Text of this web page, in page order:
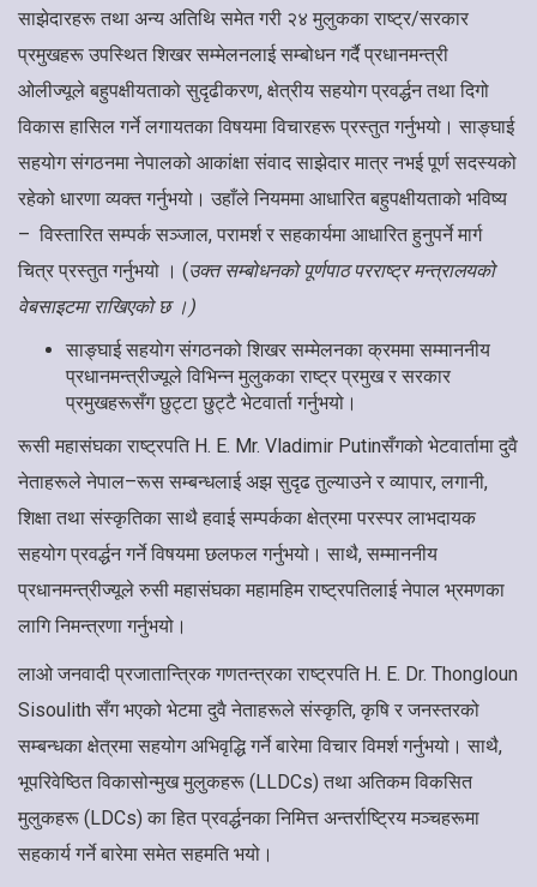
साझेदारहरू तथा अन्य अतिथि समेत गरी २४ मुलुकका राष्ट्र/सरकार
प्रमुखहरू उपस्थित शिखर सम्मेलनलाई सम्बोधन गर्दै प्रधानमन्त्री
ओलीज्यूले बहुपक्षीयताको सुदृढीकरण, क्षेत्रीय सहयोग प्रवर्द्धन तथा दिगो
विकास हासिल गर्ने लगायतका विषयमा विचारहरू प्रस्तुत गर्नुभयो। साङ्घाई
सहयोग संगठनमा नेपालको आकांक्षा संवाद साझेदार मात्र नभई पूर्ण सदस्यको
रहेको धारणा व्यक्त गर्नुभयो। उहाँले नियममा आधारित बहुपक्षीयताको भविष्य
– विस्तारित सम्पर्क सञ्जाल, परामर्श र सहकार्यमा आधारित हुनुपर्ने मार्ग
चित्र प्रस्तुत गर्नुभयो । (उक्त सम्बोधनको पूर्णपाठ परराष्ट्र मन्त्रालयको
वेबसाइटमा राखिएको छ ।)
साङ्घाई सहयोग संगठनको शिखर सम्मेलनका क्रममा सम्माननीय
प्रधानमन्त्रीज्यूले विभिन्न मुलुकका राष्ट्र प्रमुख र सरकार
प्रमुखहरूसँग छुट्टा छुट्टै भेटवार्ता गर्नुभयो।
रूसी महासंघका राष्ट्रपति H. E. Mr. Vladimir Putinसँगको भेटवार्तामा दुवै
नेताहरूले नेपाल–रूस सम्बन्धलाई अझ सुदृढ तुल्याउने र व्यापार, लगानी,
शिक्षा तथा संस्कृतिका साथै हवाई सम्पर्कका क्षेत्रमा परस्पर लाभदायक
सहयोग प्रवर्द्धन गर्ने विषयमा छलफल गर्नुभयो। साथै, सम्माननीय
प्रधानमन्त्रीज्यूले रुसी महासंघका महामहिम राष्ट्रपतिलाई नेपाल भ्रमणका
लागि निमन्त्रणा गर्नुभयो।
लाओ जनवादी प्रजातान्त्रिक गणतन्त्रका राष्ट्रपति H. E. Dr. Thongloun
Sisoulith सँग भएको भेटमा दुवै नेताहरूले संस्कृति, कृषि र जनस्तरको
सम्बन्धका क्षेत्रमा सहयोग अभिवृद्धि गर्ने बारेमा विचार विमर्श गर्नुभयो। साथै,
भूपरिवेष्ठित विकासोन्मुख मुलुकहरू (LLDCs) तथा अतिकम विकसित
मुलुकहरू (LDCs) का हित प्रवर्द्धनका निमित्त अन्तर्राष्ट्रिय मञ्चहरूमा
सहकार्य गर्ने बारेमा समेत सहमति भयो।